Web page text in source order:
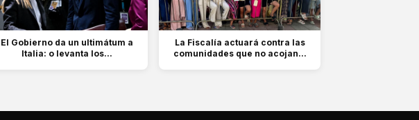
El Gobierno da un ultimátum a
Italia: o levanta los...
La Fiscalía actuará contra las
comunidades que no acojan...